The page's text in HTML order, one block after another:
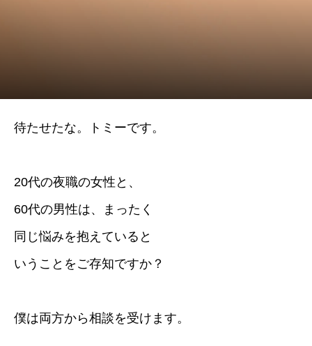
待たせたな。トミーです。
20代の夜職の女性と、
60代の男性は、まったく
同じ悩みを抱えていると
いうことをご存知ですか？
僕は両方から相談を受けます。